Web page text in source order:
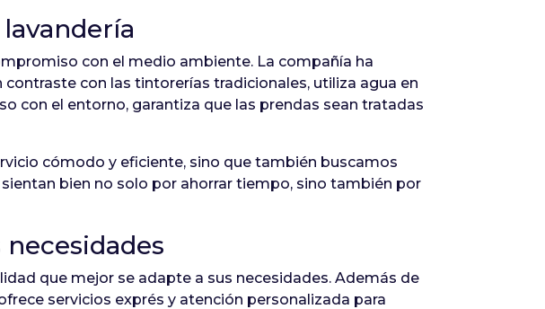
con el medio ambiente. La compañía ha
con las tintorerías tradicionales, utiliza agua en
con el entorno, garantiza que las prendas sean tratadas
cómodo y eficiente, sino que también buscamos
bien no solo por ahorrar tiempo, sino también por
que mejor se adapte a sus necesidades. Además de
servicios exprés y atención personalizada para